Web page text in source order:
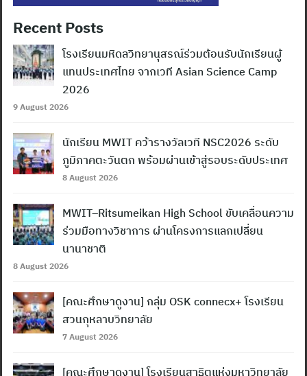
Recent Posts
โรงเรียนมหิดลวิทยานุสรณ์ร่วมต้อนรับนักเรียนผู้
แทนประเทศไทย จากเวที Asian Science Camp
2026
9 August 2026
นักเรียน MWIT คว้ารางวัลเวที NSC2026 ระดับ
ภูมิภาคตะวันตก พร้อมผ่านเข้าสู่รอบระดับประเทศ
8 August 2026
MWIT–Ritsumeikan High School ขับเคลื่อนความ
ร่วมมือทางวิชาการ ผ่านโครงการแลกเปลี่ยน
นานาชาติ
8 August 2026
[คณะศึกษาดูงาน] กลุ่ม OSK connecx+ โรงเรียน
สวนกุหลาบวิทยาลัย
7 August 2026
[คณะศึกษาดูงาน] โรงเรียนสาธิตแห่งมหาวิทยาลัย